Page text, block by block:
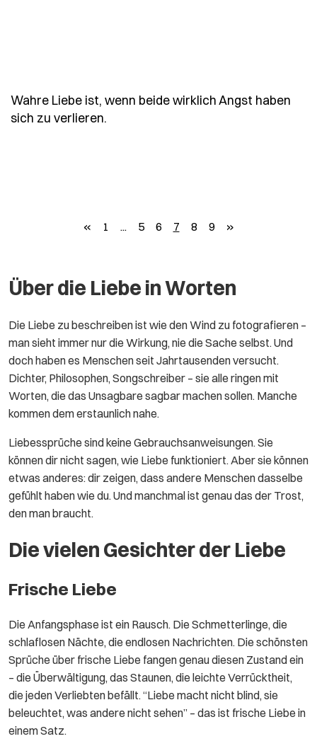
Wahre Liebe ist, wenn beide wirklich Angst haben
sich zu verlieren.
«zurück
1 ... 5 6 7 8 9 »weiter
Über die Liebe in Worten
Die Liebe zu beschreiben ist wie den Wind zu fotografieren –
man sieht immer nur die Wirkung, nie die Sache selbst. Und
doch haben es Menschen seit Jahrtausenden versucht.
Dichter, Philosophen, Songschreiber – sie alle ringen mit
Worten, die das Unsagbare sagbar machen sollen. Manche
kommen dem erstaunlich nahe.
Liebessprüche sind keine Gebrauchsanweisungen. Sie
können dir nicht sagen, wie Liebe funktioniert. Aber sie können
etwas anderes: dir zeigen, dass andere Menschen dasselbe
gefühlt haben wie du. Und manchmal ist genau das der Trost,
den man braucht.
Die vielen Gesichter der Liebe
Frische Liebe
Die Anfangsphase ist ein Rausch. Die Schmetterlinge, die
schlaflosen Nächte, die endlosen Nachrichten. Die schönsten
Sprüche über frische Liebe fangen genau diesen Zustand ein
– die Überwältigung, das Staunen, die leichte Verrücktheit,
die jeden Verliebten befällt. “Liebe macht nicht blind, sie
beleuchtet, was andere nicht sehen” – das ist frische Liebe in
einem Satz.